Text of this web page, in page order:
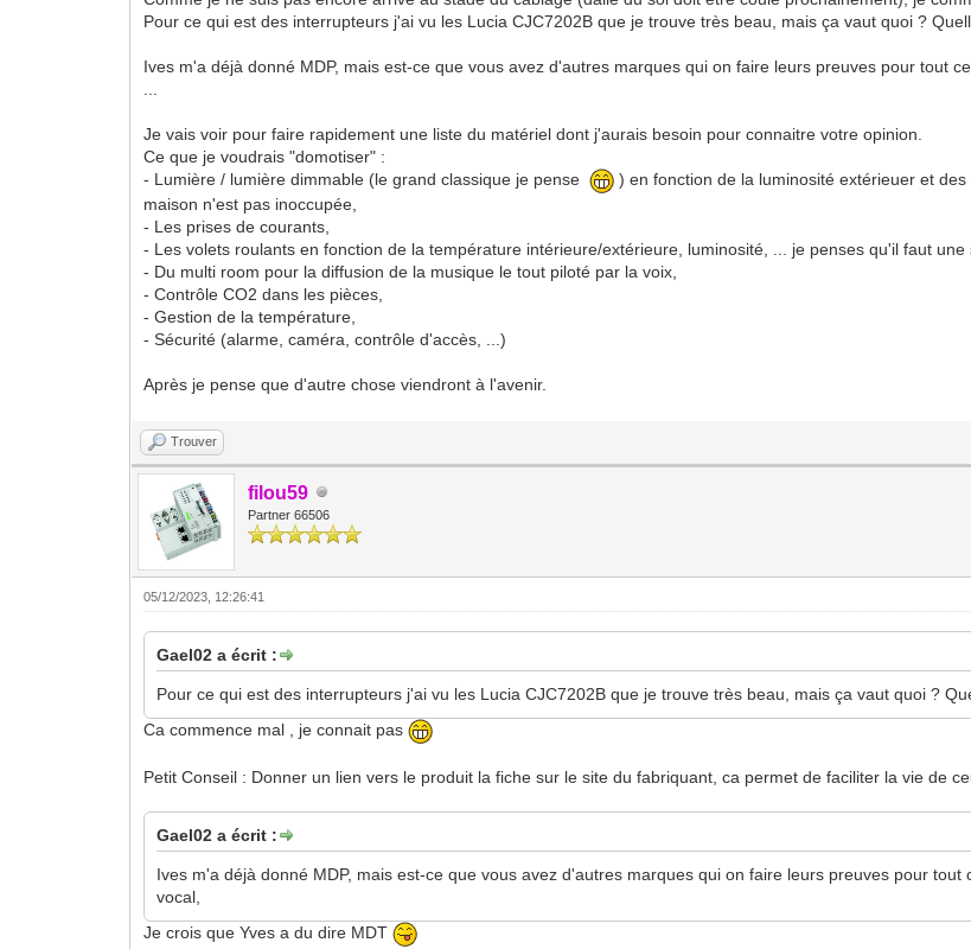
Pour ce qui est des interrupteurs j'ai vu les Lucia CJC7202B que je trouve très beau, mais ça vaut quoi ?
Ives m'a déjà donné MDP, mais est-ce que vous avez d'autres marques qui on faire leurs preuves pour tout
Je vais voir pour faire rapidement une liste du matériel dont j'aurais besoin pour connaitre votre opinion.
Ce que je voudrais "domotiser" :
- Lumière / lumière dimmable (le grand classique je pense
) en fonction de la luminosité extérieuer et
maison n'est pas inoccupée,
- Les prises de courants,
- Les volets roulants en fonction de la température intérieure/extérieure, luminosité, ... je penses qu'il faut une
- Du multi room pour la diffusion de la musique le tout piloté par la voix,
- Contrôle CO2 dans les pièces,
- Gestion de la température,
- Sécurité (alarme, caméra, contrôle d'accès, ...)
Après je pense que d'autre chose viendront à l'avenir.
Trouver
filou59
Partner 66506
05/12/2023, 12:26:41
Gael02 a écrit :
Pour ce qui est des interrupteurs j'ai vu les Lucia CJC7202B que je trouve très beau, mais ça vaut quoi ?
Ca commence mal , je connait pas
Petit Conseil : Donner un lien vers le produit la fiche sur le site du fabriquant, ca permet de faciliter la vie de
Gael02 a écrit :
Ives m'a déjà donné MDP, mais est-ce que vous avez d'autres marques qui on faire leurs preuves pour
vocal,
Je crois que Yves a du dire MDT